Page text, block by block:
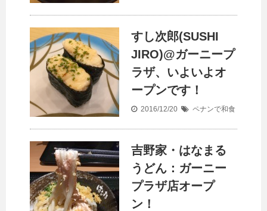
すし次郎(SUSHI
JIRO)@ガーニープ
ラザ、いよいよオ
ープンです！
2016/12/20 ペナンで和食
吉野家・はなまる
うどん：ガーニー
プラザ店オープ
ン！